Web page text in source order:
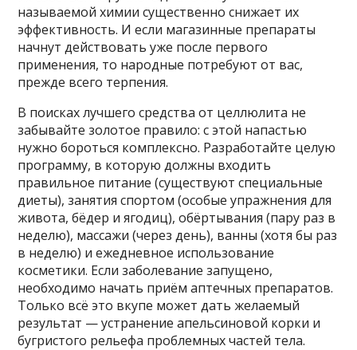
называемой химии существенно снижает их
эффективность. И если магазинные препараты
начнут действовать уже после первого
применения, то народные потребуют от вас,
прежде всего терпения.
В поисках лучшего средства от целлюлита не
забывайте золотое правило: с этой напастью
нужно бороться комплексно. Разработайте целую
программу, в которую должны входить
правильное питание (существуют специальные
диеты), занятия спортом (особые упражнения для
живота, бёдер и ягодиц), обёртывания (пару раз в
неделю), массажи (через день), ванны (хотя бы раз
в неделю) и ежедневное использование
косметики. Если заболевание запущено,
необходимо начать приём аптечных препаратов.
Только всё это вкупе может дать желаемый
результат — устранение апельсиновой корки и
бугристого рельефа проблемных частей тела.